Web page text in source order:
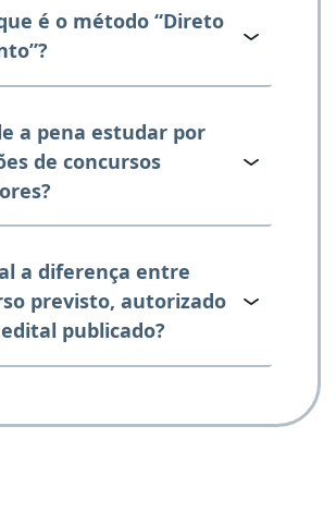
é o método “Direto
a pena estudar por
de concursos
a diferença entre
previsto, autorizado
publicado?